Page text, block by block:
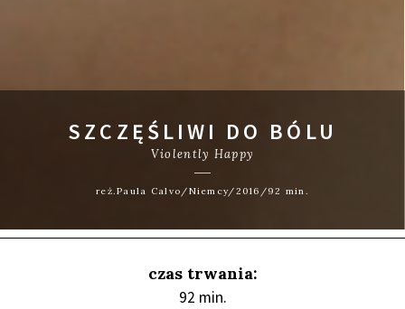
SZCZĘŚLIWI DO BÓLU
Violently Happy
reż.Paula Calvo/Niemcy/2016/92 min.
czas trwania:
92 min.